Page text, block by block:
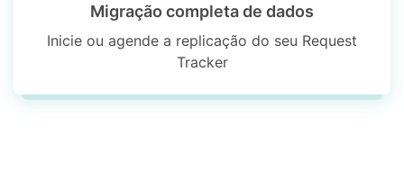
Migração completa de dados
Inicie ou agende a replicação do seu Request
Tracker